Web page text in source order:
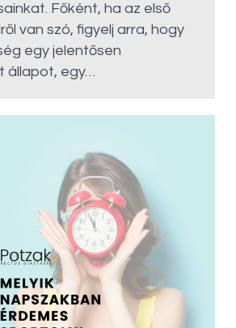
Főként, ha az első
van szó, figyelj arra, hogy
egy jelentősen
állapot, egy…